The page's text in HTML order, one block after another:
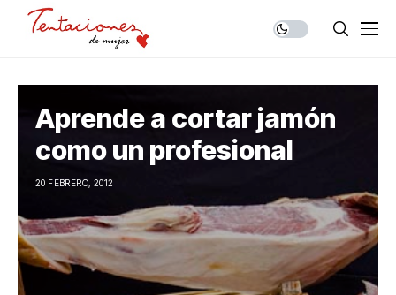
Aprende a cortar jamón
como un profesional
20 FEBRERO, 2012